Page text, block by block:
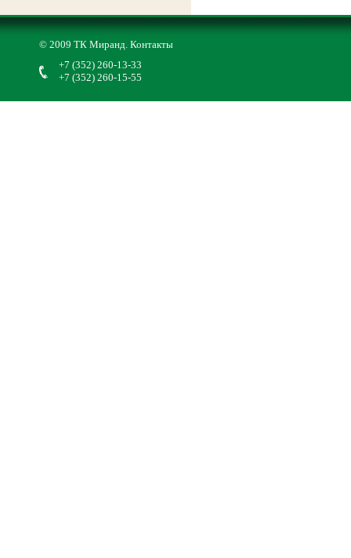
© 2009 ТК Миранд. Контакты
+7 (352) 260-13-33
+7 (352) 260-15-55